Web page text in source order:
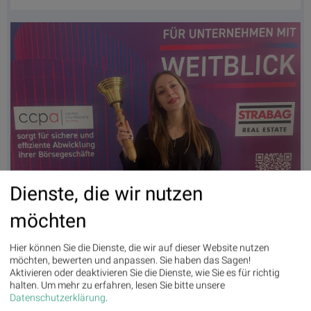
Managerin bei pressrelations Österreich ist im Abspann der Wiener Börse
Party kurz angespielt
Latest Blogs
Dienste, die wir nutzen
möchten
Hier können Sie die Dienste, die wir auf dieser Website nutzen
möchten, bewerten und anpassen. Sie haben das Sagen!
Aktivieren oder deaktivieren Sie die Dienste, wie Sie es für richtig
halten. Um mehr zu erfahren, lesen Sie bitte unsere
Datenschutzerklärung.